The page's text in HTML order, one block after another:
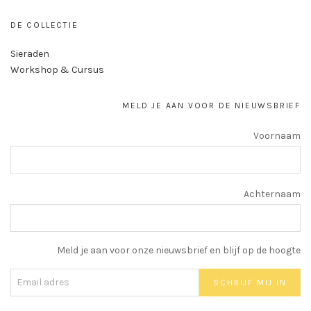
DE COLLECTIE
Sieraden
Workshop & Cursus
MELD JE AAN VOOR DE NIEUWSBRIEF
Voornaam
Achternaam
Meld je aan voor onze nieuwsbrief en blijf op de hoogte